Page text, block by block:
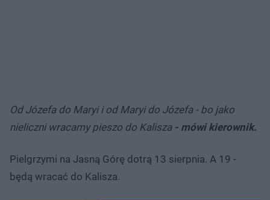
Od Józefa do Maryi i od Maryi do Józefa - bo jako
nieliczni wracamy pieszo do Kalisza - mówi kierownik.
Pielgrzymi na Jasną Górę dotrą 13 sierpnia. A 19 -
będą wracać do Kalisza.